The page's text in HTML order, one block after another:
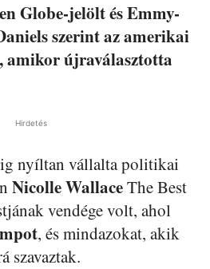
Globe-jelölt és Emmy-
szerint az amerikai
amikor újraválasztotta
Hirdetés
nyíltan vállalta politikai
NicolleWallaceThe Best
vendége volt, ahol
, és mindazokat, akik
szavaztak.